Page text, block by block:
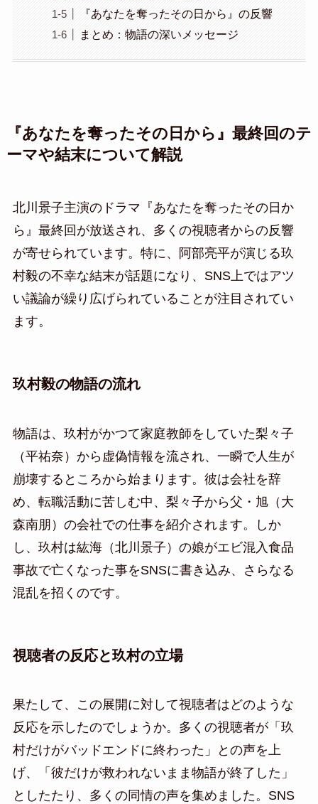
『あなたを奪ったその日から』の反響
まとめ：物語の深いメッセージ
『あなたを奪ったその日から』最終回のテ
ーマや結末について解説
北川景子主演のドラマ『あなたを奪ったその日か
ら』最終回が放送され、多くの視聴者からの反響
が寄せられています。特に、阿部亮平が演じる玖
村毅の不幸な結末が話題になり、SNS上ではアツ
い議論が繰り広げられていることが注目されてい
ます。
玖村毅の物語の流れ
物語は、玖村がかつて家庭教師をしていた梨々子
（平祐奈）から虚偽情報を流され、一瞬で人生が
崩壊するところから始まります。彼は会社を辞
め、転職活動に苦しむ中、梨々子から父・旭（大
森南朋）の会社での仕事を紹介されます。しか
し、玖村は紘海（北川景子）の娘がエビ混入食品
事故で亡くなった事をSNSに書き込み、さらなる
混乱を招くのです。
視聴者の反応と玖村の立場
果たして、この展開に対して視聴者はどのような
反応を示したのでしょうか。多くの視聴者が「玖
村だけがバッドエンドに終わった」との声を上
げ、「彼だけが救われないまま物語が終了した」
としたたり、多くの同情の声を集めました。SNS